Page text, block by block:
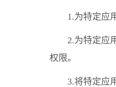
1.为特定应
2.为特定应
权限。
3.将特定应